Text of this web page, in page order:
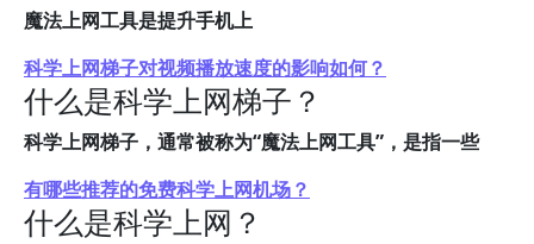
魔法上网工具是提升手机上
科学上网梯子对视频播放速度的影响如何？
什么是科学上网梯子？
科学上网梯子，通常被称为“魔法上网工具”，是指一些
有哪些推荐的免费科学上网机场？
什么是科学上网？